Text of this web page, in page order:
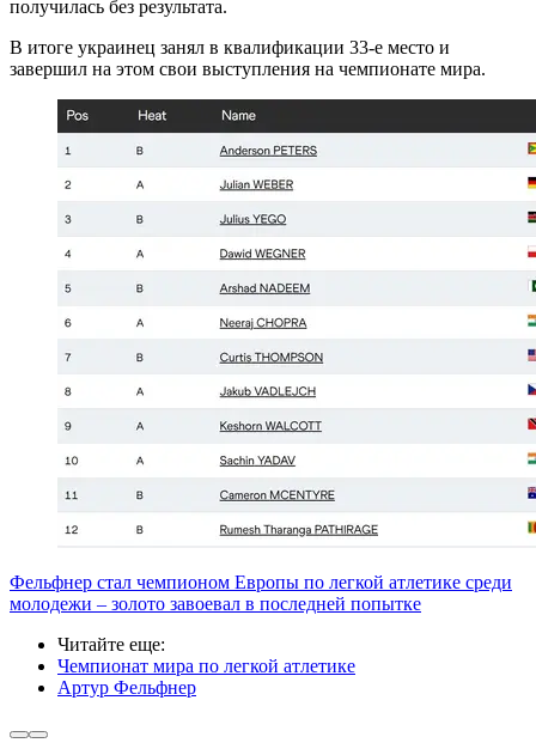
получилась без результата.
В итоге украинец занял в квалификации 33-е место и
завершил на этом свои выступления на чемпионате мира.
Фельфнер стал чемпионом Европы по легкой атлетике среди
молодежи – золото завоевал в последней попытке
Читайте еще:
Чемпионат мира по легкой атлетике
Артур Фельфнер